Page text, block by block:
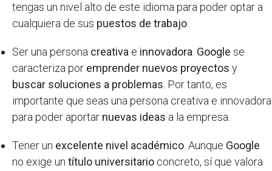
tengas un nivel alto de este idioma para poder optar a
cualquiera de sus puestos de trabajo
Ser una persona creativa e innovadora Google se
caracteriza por emprender nuevos proyectos y
buscar soluciones a problemas . Por tanto, es
importante que seas una persona creativa e innovadora
para poder aportar nuevas ideas a la empresa.
Tener un excelente nivel académico . Aunque Google
no exige un título universitario concreto, sí que valora